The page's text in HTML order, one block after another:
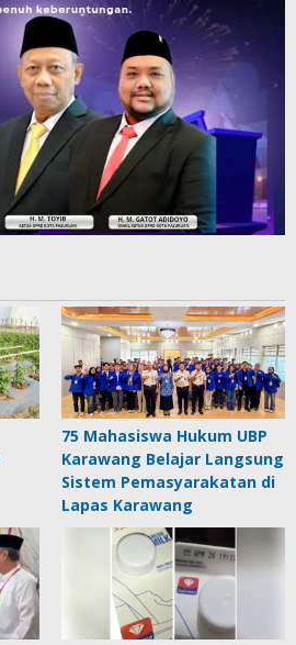
75 Mahasiswa Hukum UBP
Karawang Belajar Langsung
Sistem Pemasyarakatan di
Lapas Karawang